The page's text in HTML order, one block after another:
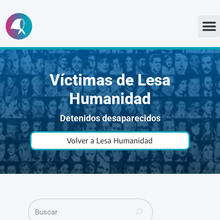
Ir
al
contenido
Víctimas de Lesa
Humanidad
Detenidos desaparecidos
Volver a Lesa Humanidad